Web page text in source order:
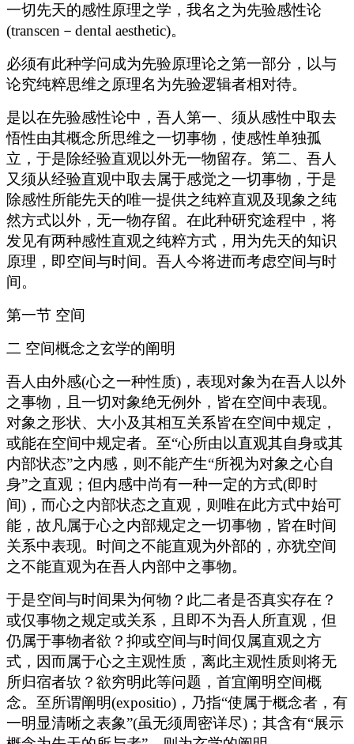
一切先天的感性原理之学，我名之为先验感性论
(transcen－dental aesthetic)。
必须有此种学问成为先验原理论之第一部分，以与
论究纯粹思维之原理名为先验逻辑者相对待。
是以在先验感性论中，吾人第一、须从感性中取去
悟性由其概念所思维之一切事物，使感性单独孤
立，于是除经验直观以外无一物留存。第二、吾人
又须从经验直观中取去属于感觉之一切事物，于是
除感性所能先天的唯一提供之纯粹直观及现象之纯
然方式以外，无一物存留。在此种研究途程中，将
发见有两种感性直观之纯粹方式，用为先天的知识
原理，即空间与时间。吾人今将进而考虑空间与时
间。
第一节 空间
二 空间概念之玄学的阐明
吾人由外感(心之一种性质)，表现对象为在吾人以外
之事物，且一切对象绝无例外，皆在空间中表现。
对象之形状、大小及其相互关系皆在空间中规定，
或能在空间中规定者。至“心所由以直观其自身或其
内部状态”之内感，则不能产生“所视为对象之心自
身”之直观；但内感中尚有一种一定的方式(即时
间)，而心之内部状态之直观，则唯在此方式中始可
能，故凡属于心之内部规定之一切事物，皆在时间
关系中表现。时间之不能直观为外部的，亦犹空间
之不能直观为在吾人内部中之事物。
于是空间与时间果为何物？此二者是否真实存在？
或仅事物之规定或关系，且即不为吾人所直观，但
仍属于事物者欲？抑或空间与时间仅属直观之方
式，因而属于心之主观性质，离此主观性质则将无
所归宿者欤？欲穷明此等问题，首宜阐明空间概
念。至所谓阐明(expositio)，乃指“使属于概念者，有
一明显清晰之表象”(虽无须周密详尽)；其含有“展示